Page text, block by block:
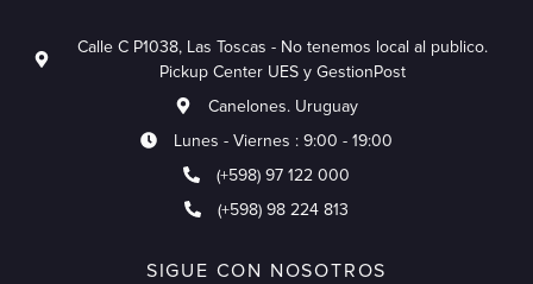
Calle C P1038, Las Toscas - No tenemos local al publico.
Pickup Center UES y GestionPost
Canelones. Uruguay
Lunes - Viernes : 9:00 - 19:00
(+598) 97 122 000
(+598) 98 224 813
SIGUE CON NOSOTROS